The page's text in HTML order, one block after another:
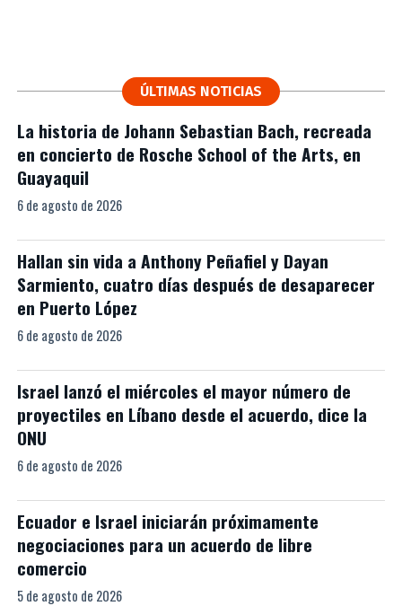
ÚLTIMAS NOTICIAS
La historia de Johann Sebastian Bach, recreada
en concierto de Rosche School of the Arts, en
Guayaquil
6 de agosto de 2026
Hallan sin vida a Anthony Peñafiel y Dayan
Sarmiento, cuatro días después de desaparecer
en Puerto López
6 de agosto de 2026
Israel lanzó el miércoles el mayor número de
proyectiles en Líbano desde el acuerdo, dice la
ONU
6 de agosto de 2026
Ecuador e Israel iniciarán próximamente
negociaciones para un acuerdo de libre
comercio
5 de agosto de 2026